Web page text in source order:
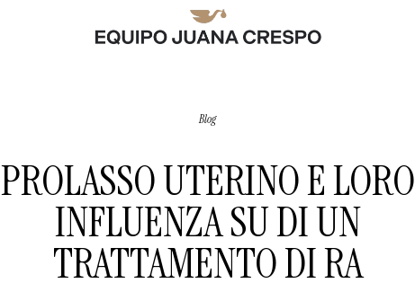
Blog
PROLASSO UTERINO E LORO
INFLUENZA SU DI UN
TRATTAMENTO DI RA